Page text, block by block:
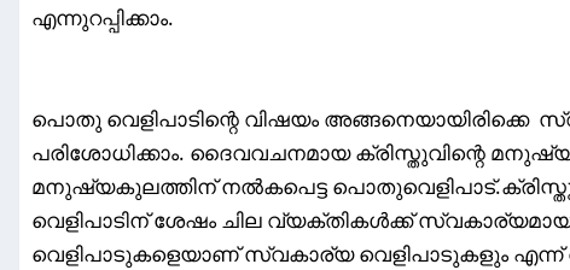
എന്നുറപ്പിക്കാം.
പൊതു വെളിപാടിന്റെ വിഷയം അങ്ങനെയായിരിക്കെ
പരിശോധിക്കാം. ദൈവവചനമായ ക്രിസ്തുവിന്റെ
മനുഷ്യകുലത്തിന് നൽകപെട്ട
വെളിപാടിന് ശേഷം ചില വ്യക്തികൾക്ക്
വെളിപാടുകളെയാണ് സ്വകാര്യ വെളിപാടുകളും എന്ന്